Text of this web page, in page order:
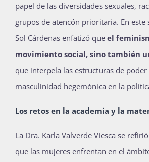
papel de las diversidades sexuales,
grupos de atencón prioritaria. En este
Sol Cárdenas enfatizó que el
movimiento social, sino también
que interpela las estructuras de
masculinidad hegemónica en la
Los retos en la academia y la
La Dra. Karla Valverde Viesca se
que las mujeres enfrentan en el